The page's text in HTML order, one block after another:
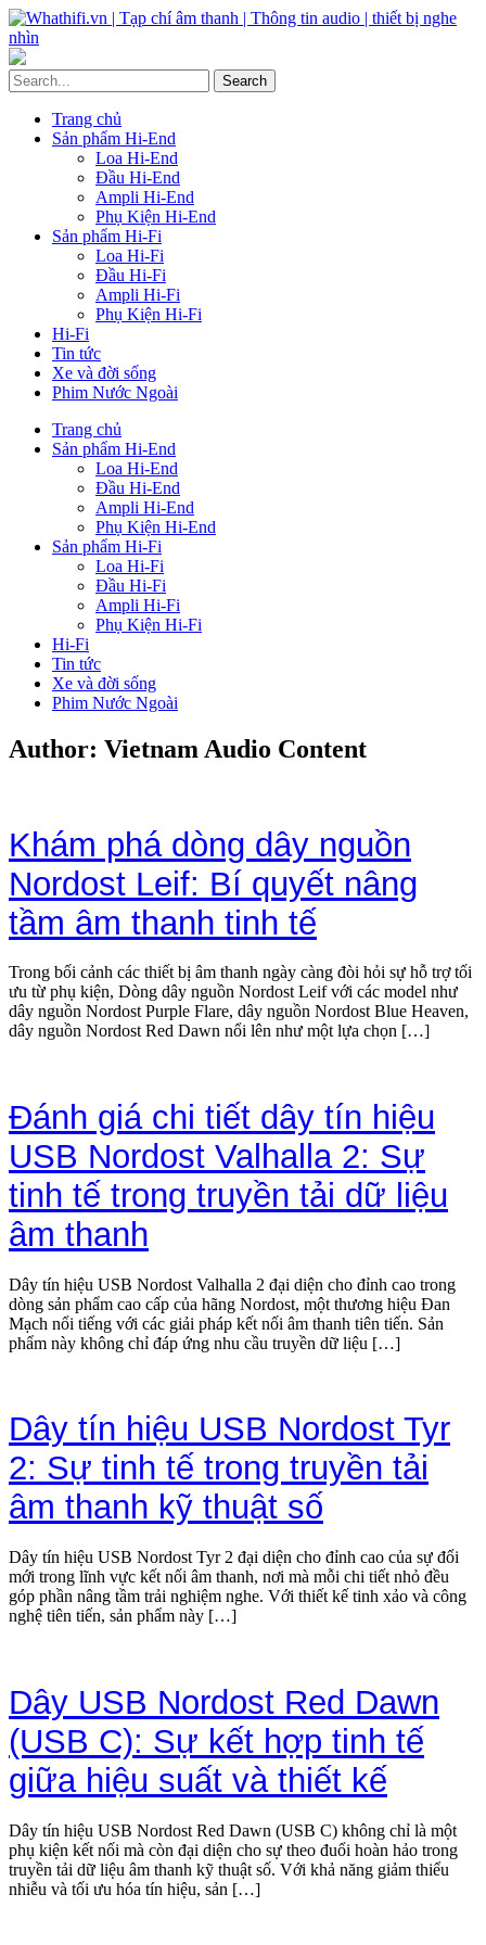
Trang chủ
Sản phẩm Hi-End
Loa Hi-End
Đầu Hi-End
Ampli Hi-End
Phụ Kiện Hi-End
Sản phẩm Hi-Fi
Loa Hi-Fi
Đầu Hi-Fi
Ampli Hi-Fi
Phụ Kiện Hi-Fi
Hi-Fi
Tin tức
Xe và đời sống
Phim Nước Ngoài
Trang chủ
Sản phẩm Hi-End
Loa Hi-End
Đầu Hi-End
Ampli Hi-End
Phụ Kiện Hi-End
Sản phẩm Hi-Fi
Loa Hi-Fi
Đầu Hi-Fi
Ampli Hi-Fi
Phụ Kiện Hi-Fi
Hi-Fi
Tin tức
Xe và đời sống
Phim Nước Ngoài
Author: Vietnam Audio Content
Khám phá dòng dây nguồn
Nordost Leif: Bí quyết nâng
tầm âm thanh tinh tế
Trong bối cảnh các thiết bị âm thanh ngày càng đòi hỏi sự hỗ trợ tối
ưu từ phụ kiện, Dòng dây nguồn Nordost Leif với các model như
dây nguồn Nordost Purple Flare, dây nguồn Nordost Blue Heaven,
dây nguồn Nordost Red Dawn nổi lên như một lựa chọn […]
Đánh giá chi tiết dây tín hiệu
USB Nordost Valhalla 2: Sự
tinh tế trong truyền tải dữ liệu
âm thanh
Dây tín hiệu USB Nordost Valhalla 2 đại diện cho đỉnh cao trong
dòng sản phẩm cao cấp của hãng Nordost, một thương hiệu Đan
Mạch nổi tiếng với các giải pháp kết nối âm thanh tiên tiến. Sản
phẩm này không chỉ đáp ứng nhu cầu truyền dữ liệu […]
Dây tín hiệu USB Nordost Tyr
2: Sự tinh tế trong truyền tải
âm thanh kỹ thuật số
Dây tín hiệu USB Nordost Tyr 2 đại diện cho đỉnh cao của sự đổi
mới trong lĩnh vực kết nối âm thanh, nơi mà mỗi chi tiết nhỏ đều
góp phần nâng tầm trải nghiệm nghe. Với thiết kế tinh xảo và công
nghệ tiên tiến, sản phẩm này […]
Dây USB Nordost Red Dawn
(USB C): Sự kết hợp tinh tế
giữa hiệu suất và thiết kế
Dây tín hiệu USB Nordost Red Dawn (USB C) không chỉ là một
phụ kiện kết nối mà còn đại diện cho sự theo đuổi hoàn hảo trong
truyền tải dữ liệu âm thanh kỹ thuật số. Với khả năng giảm thiểu
nhiễu và tối ưu hóa tín hiệu, sản […]